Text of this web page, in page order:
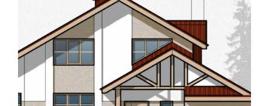
Финансово‐промышленная группа РОССТРО
Аренда недвижимости в Санкт‐Петербурге